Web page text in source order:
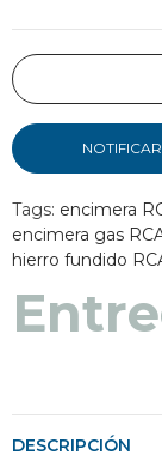
Tags: encimera
encimera gas
hierro fundido
DESCRIPCIÓN